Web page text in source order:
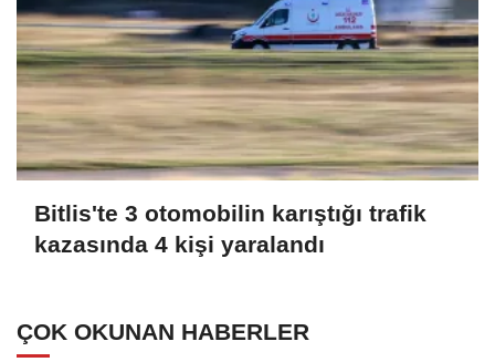
Bitlis'te 3 otomobilin karıştığı trafik
kazasında 4 kişi yaralandı
ÇOK OKUNAN HABERLER